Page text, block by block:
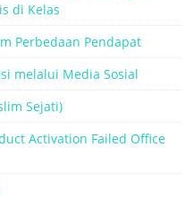
di Kelas
Perbedaan Pendapat
melalui Media Sosial
Sejati)
Activation Failed Office